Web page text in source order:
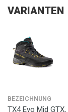
VARIANTEN
BEZEICHNUNG
TX4 Evo Mid GTX,